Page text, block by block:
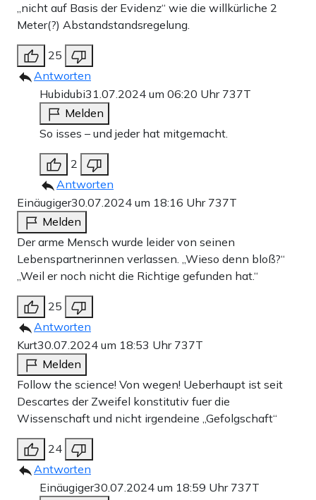
„nicht auf Basis der Evidenz“ wie die willkürliche 2
Meter(?) Abstandstandsregelung.
25
Antworten
Hubidubi31.07.2024 um 06:20 Uhr 737T
Melden
So isses – und jeder hat mitgemacht.
2
Antworten
Einäugiger30.07.2024 um 18:16 Uhr 737T
Melden
Der arme Mensch wurde leider von seinen
Lebenspartnerinnen verlassen. „Wieso denn bloß?“
„Weil er noch nicht die Richtige gefunden hat.“
25
Antworten
Kurt30.07.2024 um 18:53 Uhr 737T
Melden
Follow the science! Von wegen! Ueberhaupt ist seit
Descartes der Zweifel konstitutiv fuer die
Wissenschaft und nicht irgendeine „Gefolgschaft“
24
Antworten
Einäugiger30.07.2024 um 18:59 Uhr 737T